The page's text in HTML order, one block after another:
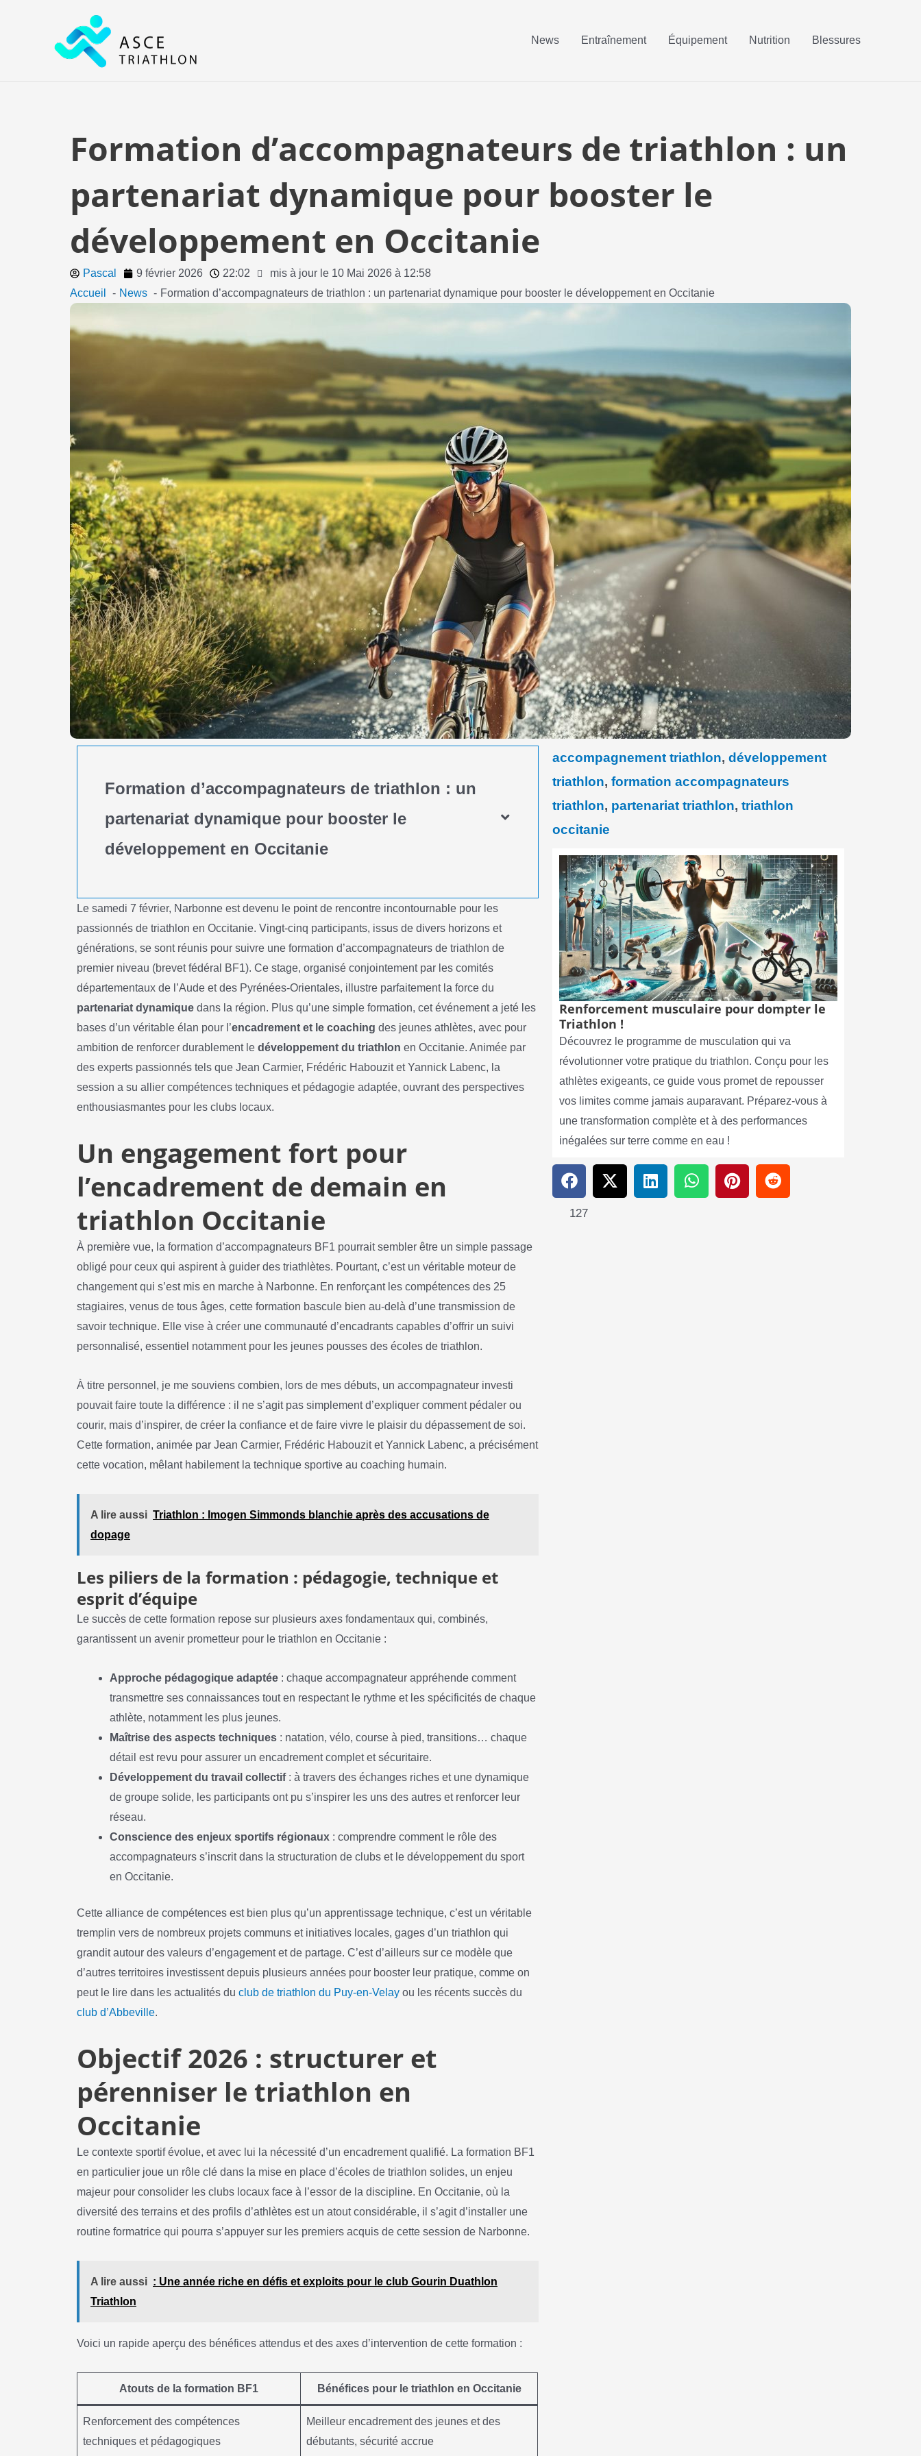
News Entraînement Équipement Nutrition Blessures
Formation d’accompagnateurs de triathlon : un
partenariat dynamique pour booster le
développement en Occitanie
Pascal 9 février 2026 22:02
mis à jour le 10 Mai 2026 à 12:58
Accueil
News Formation d’accompagnateurs de triathlon : un partenariat dynamique pour booster le développement en Occitanie
Formation d’accompagnateurs de triathlon : un
partenariat dynamique pour booster le
développement en Occitanie
Le samedi 7 février, Narbonne est devenu le point de rencontre incontournable pour les
passionnés de triathlon en Occitanie. Vingt-cinq participants, issus de divers horizons et
générations, se sont réunis pour suivre une formation d’accompagnateurs de triathlon de
premier niveau (brevet fédéral BF1). Ce stage, organisé conjointement par les comités
départementaux de l’Aude et des Pyrénées-Orientales, illustre parfaitement la force du
partenariat dynamique dans la région. Plus qu’une simple formation, cet événement a jeté les
bases d’un véritable élan pour l’encadrement et le coaching des jeunes athlètes, avec pour
ambition de renforcer durablement le développement du triathlon en Occitanie. Animée par
des experts passionnés tels que Jean Carmier, Frédéric Habouzit et Yannick Labenc, la
session a su allier compétences techniques et pédagogie adaptée, ouvrant des perspectives
enthousiasmantes pour les clubs locaux.
Un engagement fort pour
l’encadrement de demain en
triathlon Occitanie
À première vue, la formation d’accompagnateurs BF1 pourrait sembler être un simple passage
obligé pour ceux qui aspirent à guider des triathlètes. Pourtant, c’est un véritable moteur de
changement qui s’est mis en marche à Narbonne. En renforçant les compétences des 25
stagiaires, venus de tous âges, cette formation bascule bien au-delà d’une transmission de
savoir technique. Elle vise à créer une communauté d’encadrants capables d’offrir un suivi
personnalisé, essentiel notamment pour les jeunes pousses des écoles de triathlon.
À titre personnel, je me souviens combien, lors de mes débuts, un accompagnateur investi
pouvait faire toute la différence : il ne s’agit pas simplement d’expliquer comment pédaler ou
courir, mais d’inspirer, de créer la confiance et de faire vivre le plaisir du dépassement de soi.
Cette formation, animée par Jean Carmier, Frédéric Habouzit et Yannick Labenc, a précisément
cette vocation, mêlant habilement la technique sportive au coaching humain.
A lire aussi Triathlon : Imogen Simmonds blanchie après des accusations de
dopage
Les piliers de la formation : pédagogie, technique et
esprit d’équipe
Le succès de cette formation repose sur plusieurs axes fondamentaux qui, combinés,
garantissent un avenir prometteur pour le triathlon en Occitanie :
Approche pédagogique adaptée : chaque accompagnateur appréhende comment
transmettre ses connaissances tout en respectant le rythme et les spécificités de chaque
athlète, notamment les plus jeunes.
Maîtrise des aspects techniques : natation, vélo, course à pied, transitions… chaque
détail est revu pour assurer un encadrement complet et sécuritaire.
Développement du travail collectif: à travers des échanges riches et une dynamique
de groupe solide, les participants ont pu s’inspirer les uns des autres et renforcer leur
réseau.
Conscience des enjeux sportifs régionaux : comprendre comment le rôle des
accompagnateurs s’inscrit dans la structuration de clubs et le développement du sport
en Occitanie.
Cette alliance de compétences est bien plus qu’un apprentissage technique, c’est un véritable
tremplin vers de nombreux projets communs et initiatives locales, gages d’un triathlon qui
grandit autour des valeurs d’engagement et de partage. C’est d’ailleurs sur ce modèle que
d’autres territoires investissent depuis plusieurs années pour booster leur pratique, comme on
peut le lire dans les actualités du club de triathlon du Puy-en-Velay ou les récents succès du
club d’Abbeville.
Objectif 2026 : structurer et
pérenniser le triathlon en
Occitanie
Le contexte sportif évolue, et avec lui la nécessité d’un encadrement qualifié. La formation BF1
en particulier joue un rôle clé dans la mise en place d’écoles de triathlon solides, un enjeu
majeur pour consolider les clubs locaux face à l’essor de la discipline. En Occitanie, où la
diversité des terrains et des profils d’athlètes est un atout considérable, il s’agit d’installer une
routine formatrice qui pourra s’appuyer sur les premiers acquis de cette session de Narbonne.
A lire aussi : Une année riche en défis et exploits pour le club Gourin Duathlon
Triathlon
Voici un rapide aperçu des bénéfices attendus et des axes d’intervention de cette formation :
Atouts de la formation BF1 Bénéfices pour le triathlon en Occitanie
Renforcement des compétences
techniques et pédagogiques
Meilleur encadrement des jeunes et des
débutants, sécurité accrue
accompagnement triathlon, développement
triathlon, formation accompagnateurs
triathlon, partenariat triathlon, triathlon
occitanie
Renforcement musculaire pour dompter le
Triathlon !
Découvrez le programme de musculation qui va
révolutionner votre pratique du triathlon. Conçu pour les
athlètes exigeants, ce guide vous promet de repousser
vos limites comme jamais auparavant. Préparez-vous à
une transformation complète et à des performances
inégalées sur terre comme en eau !
127